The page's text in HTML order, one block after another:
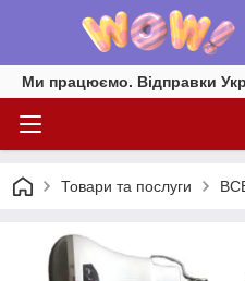
Ми працюємо. Відправки
Товари та послуги